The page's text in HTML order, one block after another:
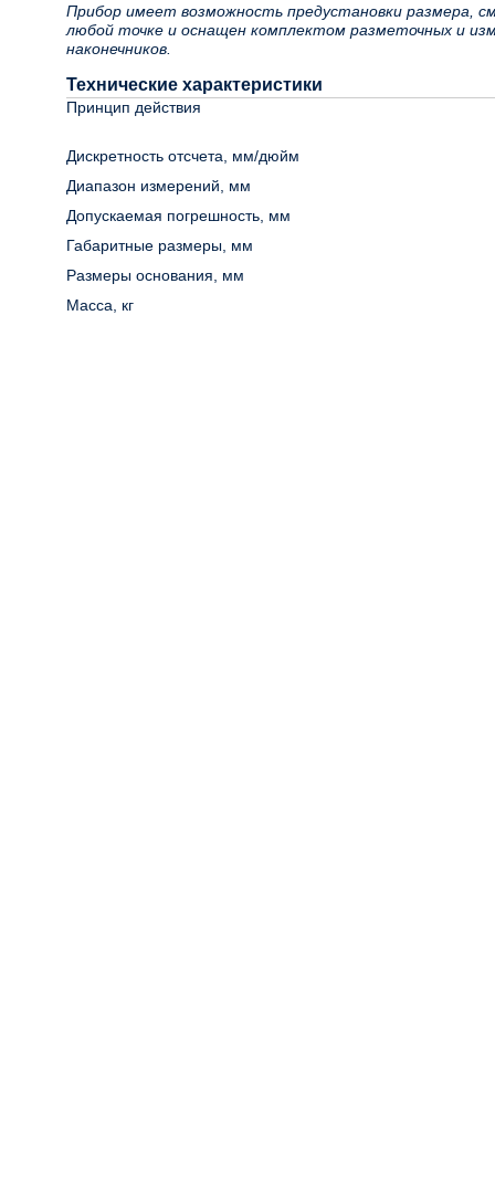
Прибор имеет возможность предустановки размера,
любой точке и оснащен комплектом разметочных и
наконечников.
Технические характеристики
Принцип действия
Дискретность отсчета, мм/дюйм
Диапазон измерений, мм
Допускаемая погрешность, мм
Габаритные размеры, мм
Размеры основания, мм
Масса, кг